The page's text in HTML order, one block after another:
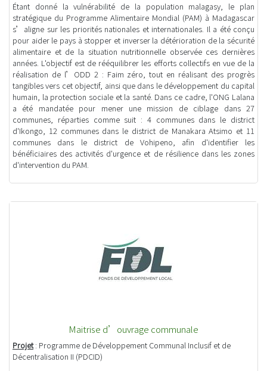
Étant donné la vulnérabilité de la population malagasy, le plan
stratégique du Programme Alimentaire Mondial (PAM) à Madagascar
s’aligne sur les priorités nationales et internationales. Il a été conçu
pour aider le pays à stopper et inverser la détérioration de la sécurité
alimentaire et de la situation nutritionnelle observée ces dernières
années. L'objectif est de rééquilibrer les efforts collectifs en vue de la
réalisation de l’ODD 2 : Faim zéro, tout en réalisant des progrès
tangibles vers cet objectif, ainsi que dans le développement du capital
humain, la protection sociale et la santé. Dans ce cadre, l'ONG Lalana
a été mandatée pour mener une mission de ciblage dans 27
communes, réparties comme suit : 4 communes dans le district
d'Ikongo, 12 communes dans le district de Manakara Atsimo et 11
communes dans le district de Vohipeno, afin d'identifier les
bénéficiaires des activités d'urgence et de résilience dans les zones
d'intervention du PAM.
Maitrise d’ouvrage communale
Projet: Programme de Développement Communal Inclusif et de
Décentralisation II (PDCID)